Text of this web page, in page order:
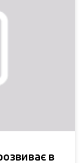
в